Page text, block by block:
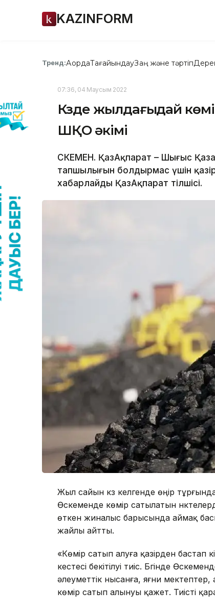
KAZINFORM
Тренд:АқордаТағайындауЗаң және тәртіп
07:36, 04 Маусым 2022
Күзде жылдағыдай
ШҚО әкімі
ӨСКЕМЕН. ҚазАқпарат – Шығыс
тапшылығын болдырмас үшін
хабарлайды ҚазАқпарат тілшісі.
Жыл сайын күз келгенде өңір
Өскеменде көмір сатылатын
өткен жиналыс барысында аймақ
жайлы айтты.
«Көмір сатып алуға қазірден бастап
кестесі бекітілуі тиіс. Бүгінде
әлеуметтік нысанға, яғни мектептер,
көмір сатып алынуы қажет. Тиісті